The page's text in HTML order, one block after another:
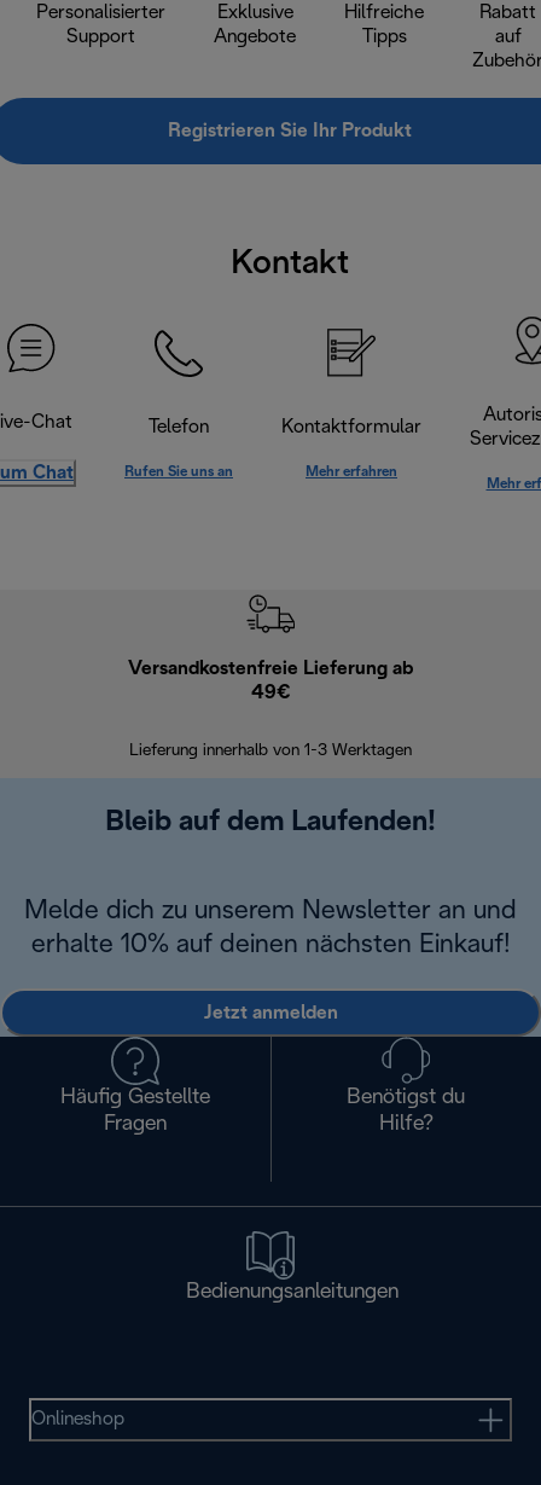
Personalisierter
Support
Exklusive
Angebote
Hilfreiche
Tipps
Rabatt
auf
Registrieren Sie Ihr Produkt
Kontakt
Chat
Chat
Telefon
Rufen Sie uns an
Kontaktformular
Mehr erfahren
Mehr
Versandkostenfreie Lieferung ab
49€
Lieferung innerhalb von 1-3 Werktagen
Bleib auf dem Laufenden!
Melde dich zu unserem Newsletter an und
erhalte 10% auf deinen nächsten Einkauf!
Jetzt anmelden
Häufig Gestellte
Fragen
Benötigst du
Hilfe?
Bedienungsanleitungen
Onlineshop